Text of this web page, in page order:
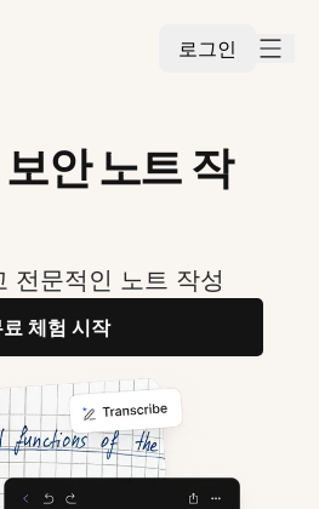
로그인
안 노트 작
전문적인 노트 작성
료 체험 시작